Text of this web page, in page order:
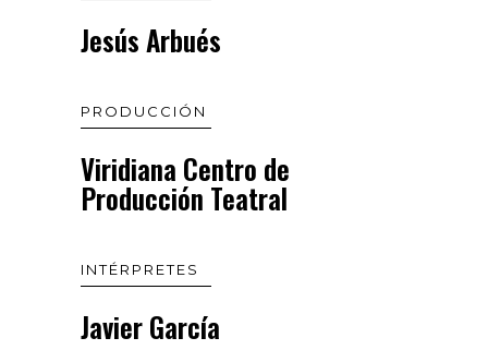
Jesús Arbués
PRODUCCIÓN
Viridiana Centro de
Producción Teatral
INTÉRPRETES
Javier García